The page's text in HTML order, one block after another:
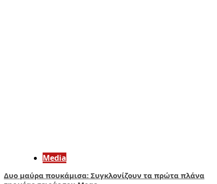
Media
Δυο μαύρα πουκάμισα: Συγκλονίζουν τα πρώτα πλάνα